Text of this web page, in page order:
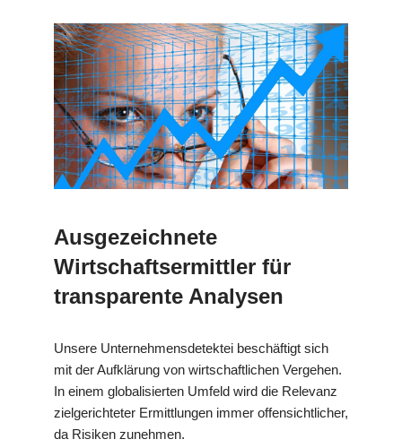
Ausgezeichnete
Wirtschaftsermittler für
transparente Analysen
Unsere Unternehmensdetektei beschäftigt sich
mit der Aufklärung von wirtschaftlichen Vergehen.
In einem globalisierten Umfeld wird die Relevanz
zielgerichteter Ermittlungen immer offensichtlicher,
da Risiken zunehmen.